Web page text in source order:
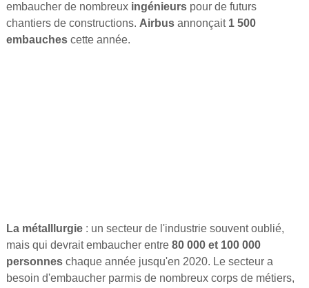
embaucher de nombreux ingénieurspour de futurs
chantiers de constructions. Airbusannonçait 1 500
embauches cette année.
La métalllurgie: un secteur de l'industrie souvent oublié,
mais qui devrait embaucher entre80 000 et 100 000
personneschaque année jusqu'en 2020. Le secteur a
besoin d'embaucher parmis de nombreux corps de métiers,